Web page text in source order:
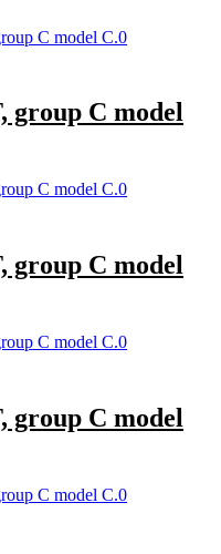
group C model
group C model
group C model